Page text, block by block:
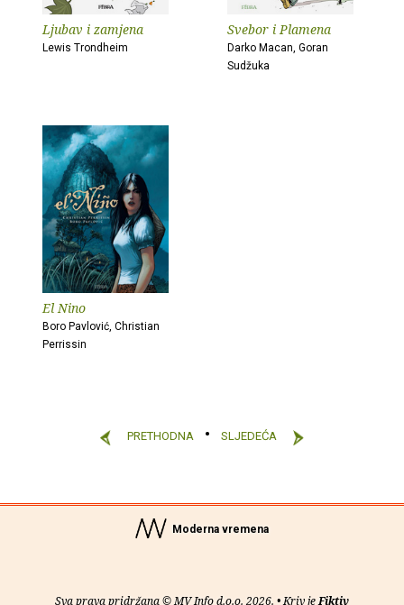
Ljubav i zamjena
Lewis Trondheim
Svebor i Plamena
Darko Macan, Goran
Sudžuka
El Nino
Boro Pavlović, Christian
Perrissin
PRETHODNA SLJEDEĆA
Moderna vremena
Sva prava pridržana © MV Info d.o.o. 2026. • Kriv jeFiktiv